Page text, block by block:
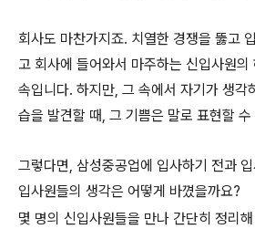
회사도 마찬가지죠. 치열한 경쟁을 뚫고
고 회사에 들어와서 마주하는 신입사원
속입니다. 하지만, 그 속에서 자기가 생각
습을 발견할 때, 그 기쁨은 말로 표현할
그렇다면, 삼성중공업에 입사하기 전과
입사원들의 생각은 어떻게 바꼈을까요?
몇 명의 신입사원들을 만나 간단히 정리